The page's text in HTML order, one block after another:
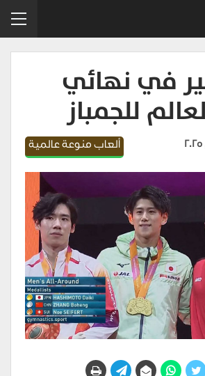
في نهائي
للجمباز
ألعاب منوعة عالمية